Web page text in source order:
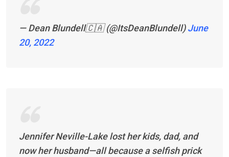
— Dean Blundell🇨🇦 (@ItsDeanBlundell)June
20, 2022
Jennifer Neville-Lake lost her kids, dad, and
now her husband⁠—all because a selfish prick